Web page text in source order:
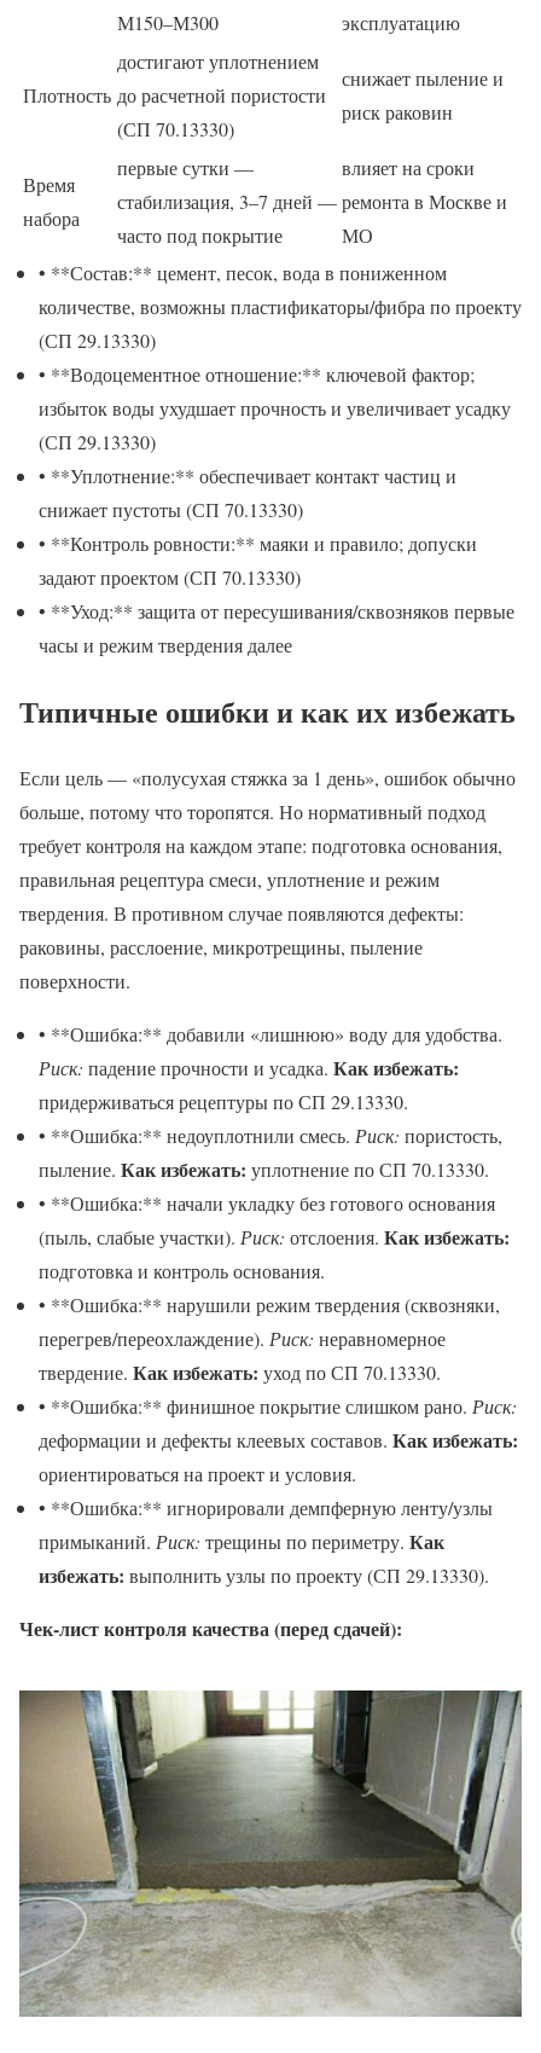
М150–М300
эксплуатацию
Плотность
достигают уплотнением
до расчетной пористости
(СП 70.13330)
снижает пыление и
риск раковин
Время
набора
первые сутки —
стабилизация, 3–7 дней —
часто под покрытие
влияет на сроки
ремонта в Москве и
МО
• **Состав:** цемент, песок, вода в пониженном
количестве, возможны пластификаторы/фибра по проекту
(СП 29.13330)
• **Водоцементное отношение:** ключевой фактор;
избыток воды ухудшает прочность и увеличивает усадку
(СП 29.13330)
• **Уплотнение:** обеспечивает контакт частиц и
снижает пустоты (СП 70.13330)
• **Контроль ровности:** маяки и правило; допуски
задают проектом (СП 70.13330)
• **Уход:** защита от пересушивания/сквозняков первые
часы и режим твердения далее
Типичные ошибки и как их избежать
Если цель — «полусухая стяжка за 1 день», ошибок обычно
больше, потому что торопятся. Но нормативный подход
требует контроля на каждом этапе: подготовка основания,
правильная рецептура смеси, уплотнение и режим
твердения. В противном случае появляются дефекты:
раковины, расслоение, микротрещины, пыление
поверхности.
• **Ошибка:** добавили «лишнюю» воду для удобства.
Риск: падение прочности и усадка. Как избежать:
придерживаться рецептуры по СП 29.13330.
• **Ошибка:** недоуплотнили смесь. Риск: пористость,
пыление. Как избежать: уплотнение по СП 70.13330.
• **Ошибка:** начали укладку без готового основания
(пыль, слабые участки). Риск: отслоения. Как избежать:
подготовка и контроль основания.
• **Ошибка:** нарушили режим твердения (сквозняки,
перегрев/переохлаждение). Риск: неравномерное
твердение. Как избежать: уход по СП 70.13330.
• **Ошибка:** финишное покрытие слишком рано. Риск:
деформации и дефекты клеевых составов. Как избежать:
ориентироваться на проект и условия.
• **Ошибка:** игнорировали демпферную ленту/узлы
примыканий. Риск: трещины по периметру. Как
избежать: выполнить узлы по проекту (СП 29.13330).
Чек-лист контроля качества (перед сдачей):